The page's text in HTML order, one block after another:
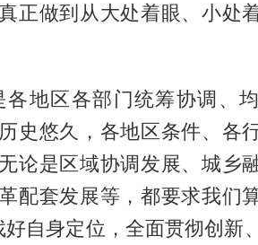
正做到从大处着眼、小处
地区各部门统筹协调、
史悠久，各地区条件、各
论是区域协调发展、城乡
配套发展等，都要求我们
自身定位，全面贯彻创新